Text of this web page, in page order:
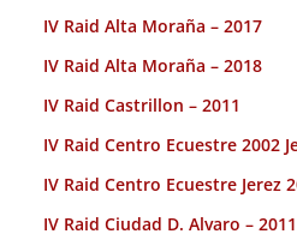
IV Raid Alta Moraña – 2017
IV Raid Alta Moraña – 2018
IV Raid Castrillon – 2011
IV Raid Centro Ecuestre 2002
IV Raid Centro Ecuestre Jerez
IV Raid Ciudad D. Alvaro – 2011